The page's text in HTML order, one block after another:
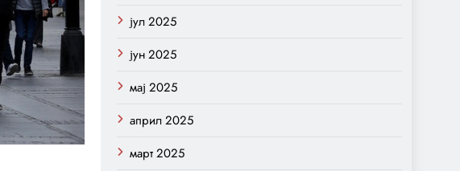
јул 2025
јун 2025
мај 2025
април 2025
март 2025